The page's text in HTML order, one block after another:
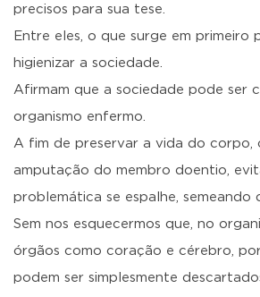
precisos para sua tese.
Entre eles, o que surge em primeiro
higienizar a sociedade.
Afirmam que a sociedade pode ser
organismo enfermo.
A fim de preservar a vida do corpo,
amputação do membro doentio,
problemática se espalhe, semeando
Sem nos esquecermos que, no
órgãos como coração e cérebro,
podem ser simplesmente